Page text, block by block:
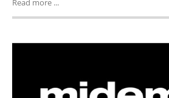
Read more ...